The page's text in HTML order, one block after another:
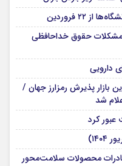
فروردین
مشکلات حقوق خداحافظی
دارویی
پذیرش رمزارز جهان /
شد
محصولات سلامت‌محور